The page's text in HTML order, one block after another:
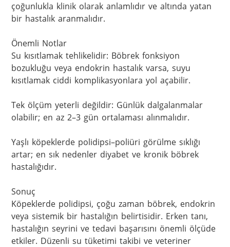
çoğunlukla klinik olarak anlamlıdır ve altında yatan
bir hastalık aranmalıdır.
Önemli Notlar
Su kısıtlamak tehlikelidir: Böbrek fonksiyon
bozukluğu veya endokrin hastalık varsa, suyu
kısıtlamak ciddi komplikasyonlara yol açabilir.
Tek ölçüm yeterli değildir: Günlük dalgalanmalar
olabilir; en az 2–3 gün ortalaması alınmalıdır.
Yaşlı köpeklerde polidipsi–poliüri görülme sıklığı
artar; en sık nedenler diyabet ve kronik böbrek
hastalığıdır.
Sonuç
Köpeklerde polidipsi, çoğu zaman böbrek, endokrin
veya sistemik bir hastalığın belirtisidir. Erken tanı,
hastalığın seyrini ve tedavi başarısını önemli ölçüde
etkiler. Düzenli su tüketimi takibi ve veteriner